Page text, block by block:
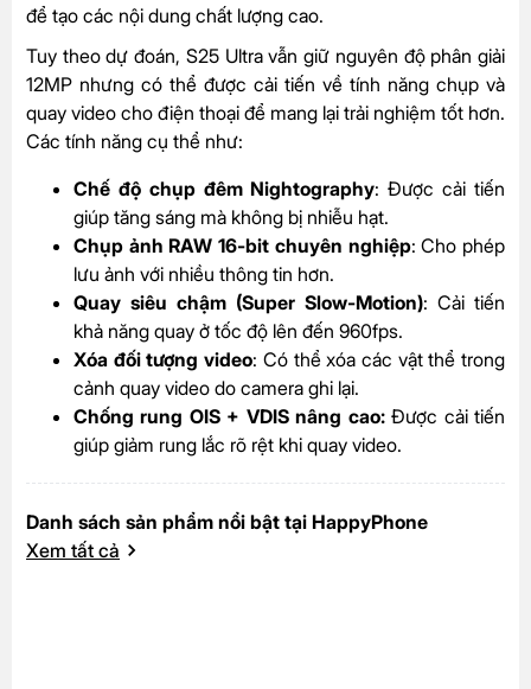
để tạo các nội dung chất lượng cao.
Tuy theo dự đoán, S25 Ultra vẫn giữ nguyên độ phân giải
12MP nhưng có thể được cải tiến về tính năng chụp và
quay video cho điện thoại để mang lại trải nghiệm tốt hơn.
Các tính năng cụ thể như:
Chế độ chụp đêm Nightography: Được cải tiến
giúp tăng sáng mà không bị nhiễu hạt.
Chụp ảnh RAW 16-bit chuyên nghiệp: Cho phép
lưu ảnh với nhiều thông tin hơn.
Quay siêu chậm (Super Slow-Motion): Cải tiến
khả năng quay ở tốc độ lên đến 960fps.
Xóa đối tượng video: Có thể xóa các vật thể trong
cảnh quay video do camera ghi lại.
Chống rung OIS + VDIS nâng cao:Được cải tiến
giúp giảm rung lắc rõ rệt khi quay video.
Danh sách sản phẩm nổi bật tại HappyPhone
Xem tất cả